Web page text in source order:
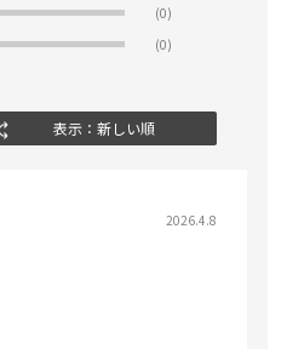
(0)
(0)
表示：新しい順
2026.4.8